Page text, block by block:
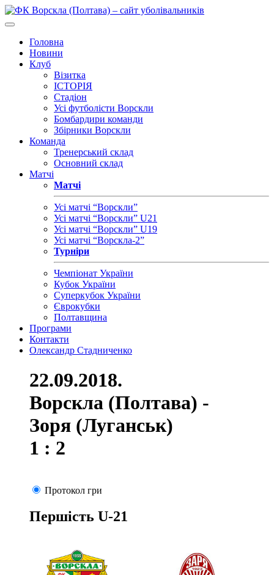
Головна
Новини
Клуб
Візитка
ІСТОРІЯ
Стадіон
Усі футболісти Ворскли
Бомбардири команди
Збірники Ворскли
Команда
Тренерський склад
Основний склад
Матчі
Матчі
Усі матчі “Ворскли”
Усі матчі “Ворскли” U21
Усі матчі “Ворскли” U19
Усі матчі “Ворскла-2”
Турніри
Чемпіонат України
Кубок України
Суперкубок України
Єврокубки
Полтавщина
Програми
Контакти
Олександр Стадниченко
22.09.2018.
Ворскла (Полтава) -
Зоря (Луганськ)
1 : 2
Протокол гри
Першість U-21